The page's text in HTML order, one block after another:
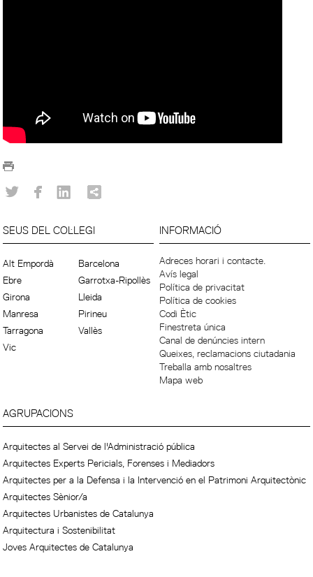
SEUS DEL COL·LEGI
Alt Empordà
Barcelona
Ebre
Garrotxa-Ripollès
Girona
Lleida
Manresa
Pirineu
Tarragona
Vallès
Vic
INFORMACIÓ
Adreces horari i contacte.
Avís legal
Política de privacitat
Política de cookies
Codi Ètic
Finestreta única
Canal de denúncies intern
Queixes, reclamacions ciutadania
Treballa amb nosaltres
Mapa web
AGRUPACIONS
Arquitectes al Servei de l'Administració pública
Arquitectes Experts Pericials, Forenses i Mediadors
Arquitectes per a la Defensa i la Intervenció en el Patrimoni Arquitectònic
Arquitectes Sènior/a
Arquitectes Urbanistes de Catalunya
Arquitectura i Sostenibilitat
Joves Arquitectes de Catalunya